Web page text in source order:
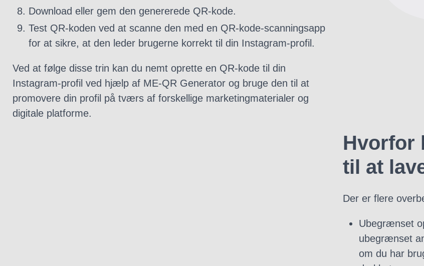
Download eller gem den genererede QR-kode.
Test QR-koden ved at scanne den med en QR-kode-scanningsapp
for at sikre, at den leder brugerne korrekt til din Instagram-profil.
Ved at følge disse trin kan du nemt oprette en QR-kode til din
Instagram-profil ved hjælp af ME-QR Generator og bruge den til at
promovere din profil på tværs af forskellige marketingmaterialer og
digitale platforme.
Hvorfor
til at
Der er flere
Ubegrænset
ubegrænset
om du har